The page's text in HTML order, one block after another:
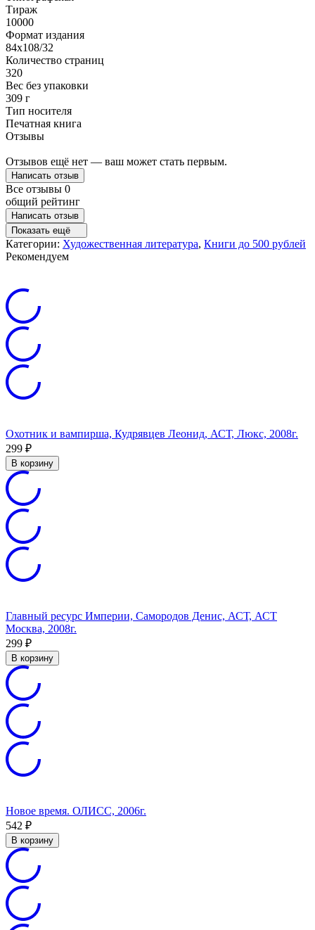
Тираж
10000
Формат издания
84x108/32
Количество страниц
320
Вес без упаковки
309 г
Тип носителя
Печатная книга
Отзывы
Отзывов ещё нет — ваш может стать первым.
Написать отзыв
Все отзывы 0
общий рейтинг
Написать отзыв
Показать ещё
Категории: Художественная литература, Книги до 500 рублей
Рекомендуем
Охотник и вампирша, Кудрявцев Леонид, АСТ, Люкс, 2008г.
299 ₽
В корзину
Главный ресурс Империи, Самородов Денис, АСТ, АСТ
Москва, 2008г.
299 ₽
В корзину
Новое время. ОЛИСС, 2006г.
542 ₽
В корзину